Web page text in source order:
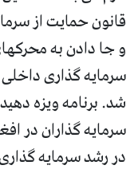
قانون حمایت از
و جا دادن به
سرمایه گذاری
شد. برنامه ویزه
سرمایه گذاران در
در رشد سرمایه